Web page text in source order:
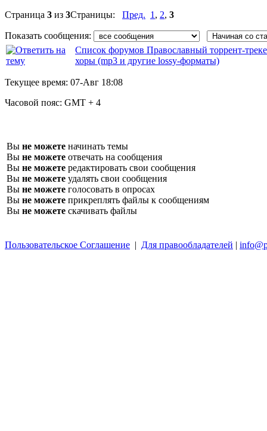
Страница 3 из 3Страницы: Пред. 1 , 2, 3
Показать сообщения:
Список форумов Православный торрент-
хоры (mp3 и другие lossy-форматы)
Текущее время: 07-Авг 18:08
Часовой пояс: GMT + 4
Вы не можете начинать темы
Вы не можете отвечать на сообщения
Вы не можете редактировать свои сообщения
Вы не можете удалять свои сообщения
Вы не можете голосовать в опросах
Вы не можете прикреплять файлы к сообщениям
Вы не можете скачивать файлы
Пользовательское Соглашение | Для правообладателей |